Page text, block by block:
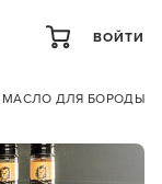
ВОЙТИ
МАСЛО ДЛЯ БОРОДЫ